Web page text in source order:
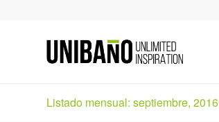
Listado mensual: septiembre, 2016